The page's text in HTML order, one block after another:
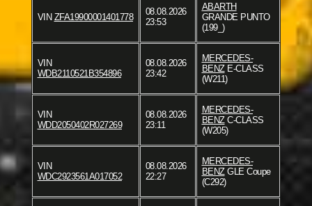
VIN ZFA19900001401778
08.08.2026
23:53
ABARTH
GRANDE PUNTO
(199_)
VIN
WDB2110521B354896
08.08.2026
23:42
MERCEDES-
BENZE-CLASS
(W211)
VIN
WDD2050402R027269
08.08.2026
23:11
MERCEDES-
BENZC-CLASS
(W205)
VIN
WDC2923561A017052
08.08.2026
22:27
MERCEDES-
BENZGLE Coupe
(C292)